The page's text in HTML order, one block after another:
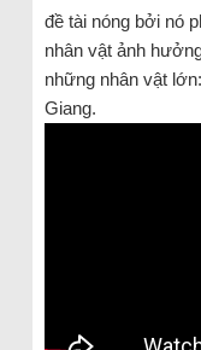
đề tài nóng bởi nó
nhân vật ảnh
những nhân vật
Giang.